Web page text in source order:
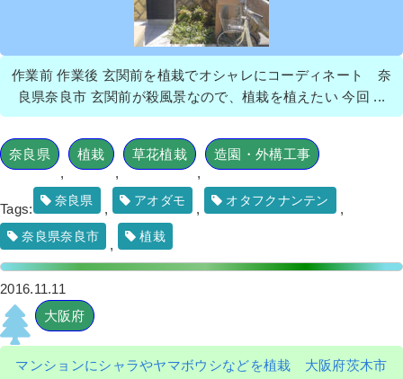
作業前 作業後 玄関前を植栽でオシャレにコーディネート 奈
良県奈良市 玄関前が殺風景なので、植栽を植えたい 今回 ...
奈良県
,
植栽
,
草花植栽
,
造園・外構工事
Tags:
奈良県
,
アオダモ
,
オタフクナンテン
,
奈良県奈良市
,
植栽
2016.11.11
大阪府
マンションにシャラやヤマボウシなどを植栽 大阪府茨木市